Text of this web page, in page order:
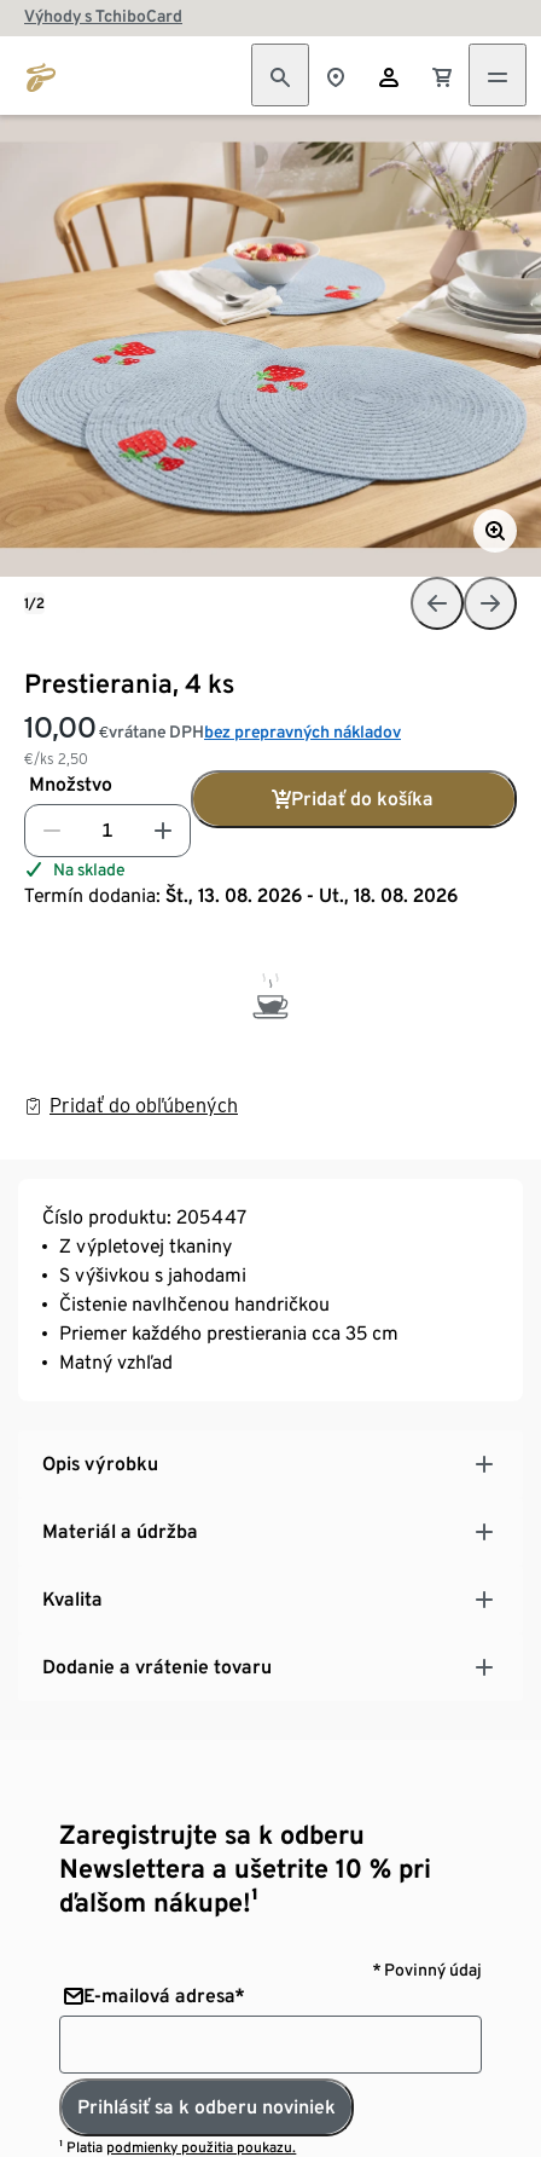
Výhody s TchiboCard
Prestierania, 4 ks
10,00 €
€/ks 2,50
vrátane DPHbez prepravných nákladov
Množstvo
Pridať do košíka
Na sklade
Termín dodania: Št., 13. 08. 2026 - Ut., 18. 08. 2026
Pridať do obľúbených
1/2
Číslo produktu: 205447
Z výpletovej tkaniny
S výšivkou s jahodami
Čistenie navlhčenou handričkou
Priemer každého prestierania cca 35 cm
Matný vzhľad
Opis výrobku
Materiál a údržba
Kvalita
Dodanie a vrátenie tovaru
Zaregistrujte sa k odberu
Newslettera a ušetrite 10 % pri
ďalšom nákupe!¹
* Povinný údaj
E-mailová adresa*
Prihlásiť sa k odberu noviniek
¹ Platia podmienky použitia poukazu.